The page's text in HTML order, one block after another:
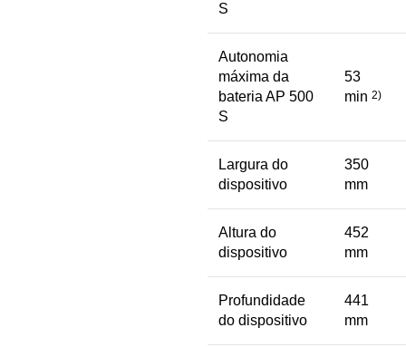
S
Autonomia
máxima da
bateria AP 500
S
53
min 2)
Largura do
dispositivo
350
mm
Altura do
dispositivo
452
mm
Profundidade
do dispositivo
441
mm